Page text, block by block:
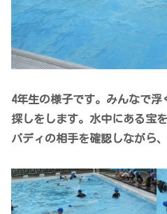
4年生の様子です。みんなで
探しをします。水中にある宝
バディの相手を確認しながら